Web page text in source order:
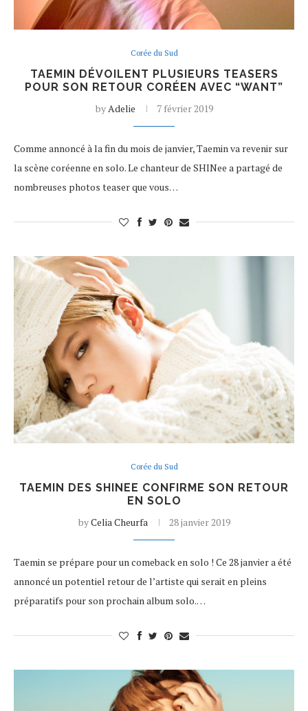
Corée du Sud
TAEMIN DÉVOILENT PLUSIEURS TEASERS
POUR SON RETOUR CORÉEN AVEC “WANT”
byAdelie 7 février 2019
Comme annoncé à la fin du mois de janvier, Taemin va revenir sur
la scène coréenne en solo. Le chanteur de SHINee a partagé de
nombreuses photos teaser que vous…
Corée du Sud
TAEMIN DES SHINEE CONFIRME SON RETOUR
EN SOLO
byCelia Cheurfa 28 janvier 2019
Taemin se prépare pour un comeback en solo ! Ce 28 janvier a été
annoncé un potentiel retour de l’artiste qui serait en pleins
préparatifs pour son prochain album solo.…